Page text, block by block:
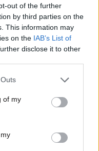
out of the further
by third parties on the
This information may
on the IAB’s List of
disclose it to other
one or more Google
You may click to
its third-party tags to
in below Google
of my